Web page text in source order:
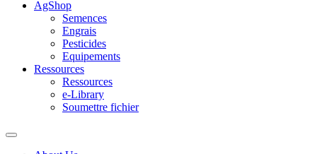
AgShop
Semences
Engrais
Pesticides
Equipements
Ressources
Ressources
e-Library
Soumettre fichier